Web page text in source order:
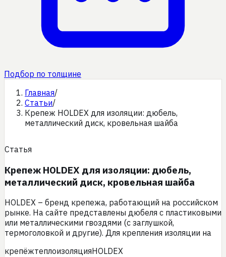
Подбор по толщине
Главная/
Статьи/
Крепеж HOLDEX для изоляции: дюбель,
металлический диск, кровельная шайба
Статья
Крепеж HOLDEX для изоляции: дюбель,
металлический диск, кровельная шайба
HOLDEX – бренд крепежа, работающий на российском
рынке. На сайте представлены дюбеля с пластиковыми
или металлическими гвоздями (с заглушкой,
термоголовкой и другие). Для крепления изоляции на
крепёжтеплоизоляцияHOLDEX